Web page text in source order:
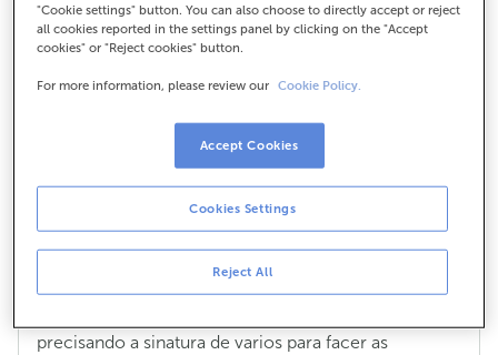
Como podo incluír titulares ou
autorizados nunha conta?
Se necesitas incluír a unha ou varias persoas na túa
. Podes pedir cita previa.
Terás que ter en conta que, se decidides ser
computa como ben de cada un de vós.
Deberedes decidir que dispoñibilidade terá a conta.
Pode serindistinta, é dicir, que cada un poida operar
precisando a sinatura de varios para facer as
"Cookie settings" button. You can also choose to directly accept or reject
all cookies reported in the settings panel by clicking on the "Accept
cookies" or "Reject cookies" button.
For more information, please review our Cookie Policy.
Reject All
Cookies Settings
Accept Cookies